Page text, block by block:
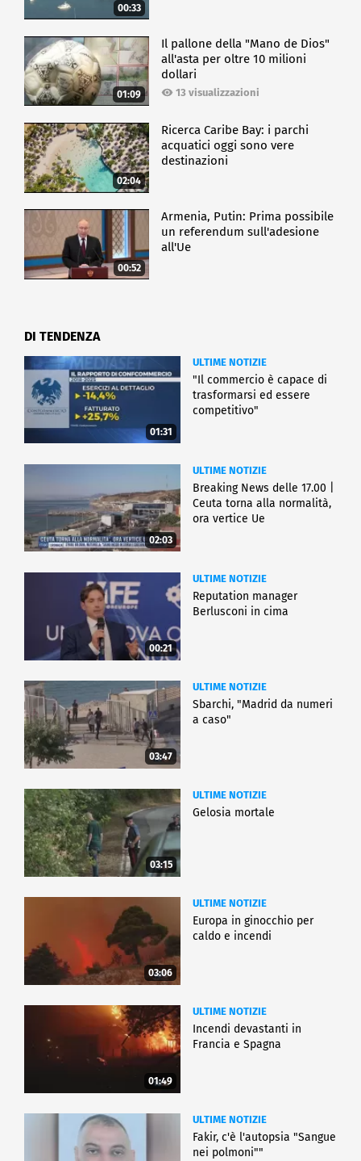
00:33
01:09
Il pallone della "Mano de Dios"
all'asta per oltre 10 milioni
dollari
13 visualizzazioni
02:04
Ricerca Caribe Bay: i parchi
acquatici oggi sono vere
destinazioni
00:52
Armenia, Putin: Prima possibile
un referendum sull'adesione
all'Ue
DI TENDENZA
01:31
ULTIME NOTIZIE
"Il commercio è capace di
trasformarsi ed essere
competitivo"
02:03
ULTIME NOTIZIE
Breaking News delle 17.00 |
Ceuta torna alla normalità,
ora vertice Ue
00:21
ULTIME NOTIZIE
Reputation manager
Berlusconi in cima
03:47
ULTIME NOTIZIE
Sbarchi, "Madrid da numeri
a caso"
03:15
ULTIME NOTIZIE
Gelosia mortale
03:06
ULTIME NOTIZIE
Europa in ginocchio per
caldo e incendi
01:49
ULTIME NOTIZIE
Incendi devastanti in
Francia e Spagna
ULTIME NOTIZIE
Fakir, c'è l'autopsia "Sangue
nei polmoni""